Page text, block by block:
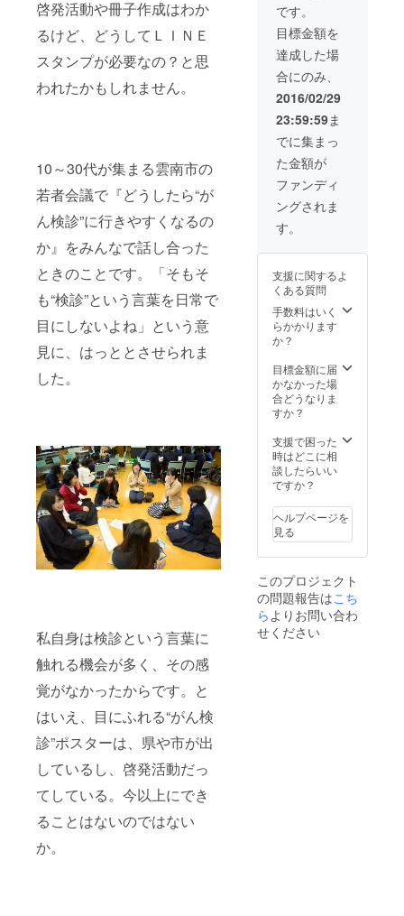
啓発活動や冊子作成はわか
るけど、どうしてＬＩＮＥ
スタンプが必要なの？と思
われたかもしれません。
10～30代が集まる雲南市の
若者会議で『どうしたら“が
ん検診”に行きやすくなるの
か』をみんなで話し合った
ときのことです。「そもそ
も“検診”という言葉を日常で
目にしないよね」という意
見に、はっととさせられま
した。
私自身は検診という言葉に
触れる機会が多く、その感
覚がなかったからです。と
はいえ、目にふれる“がん検
診”ポスターは、県や市が出
しているし、啓発活動だっ
てしている。今以上にでき
ることはないのではない
か。
成した
LINEス
タンプ
のキャ
ラク
ターの
検診
チェッ
クカー
ドをお
届けし
ます。
がん検
プキャ
ラク
ター入
りの
ノート
もつい
種類や
回数が
違いま
す。わ
かりに
くく、
いつ検
診した
のか忘
れてし
まうと
いう事
もあり
め、私
たちか
ら皆さ
んへ完
成した
LINEス
ラク
ターの
入った
クカー
ドをお
届けし
ます。
診LINE
スタン
プキャ
ラク
りの
ノート
と
Medical
す。
(LINEス
タンプ
は申請
に6か月
かかる
ため、9
月頃の
お届け
になる
と思い
ます。)
がん検
種類が
年齢に
よって
受ける
種類や
回数が
す。わ
かりに
くく、
いつ検
のか忘
れてし
まうと
いう事
ます。
そのた
め、私
たちか
んへ完
成した
LINEス
タンプ
のキャ
です。
目標金額を
達成した場
合にのみ、
2016/02/29
23:59:59ま
でに集まっ
た金額が
ファンディ
ングされま
す。
支援に関するよ
くある質問
手数料はいく
らかかります
か？
目標金額に届
かなかった場
合どうなりま
すか？
支援で困った
時はどこに相
談したらいい
ですか？
ヘルプページを
見る
このプロジェクト
の問題報告はこち
ら よりお問い合わ
せください